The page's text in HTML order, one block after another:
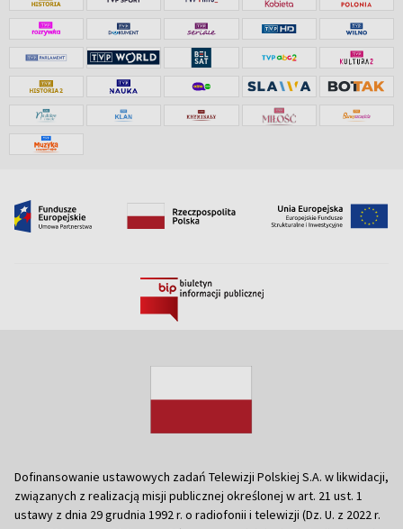
Dofinansowanie ustawowych zadań Telewizji Polskiej S.A. w likwidacji,
związanych z realizacją misji publicznej określonej w art. 21 ust. 1
ustawy z dnia 29 grudnia 1992 r. o radiofonii i telewizji (Dz. U. z 2022 r.